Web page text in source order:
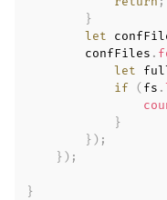
}
let
        confFiles
.
let
if
( fs .
}
} ) ;
} ) ;
}